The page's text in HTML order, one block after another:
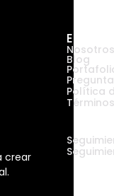
crear
Nosotros
Blog
Política